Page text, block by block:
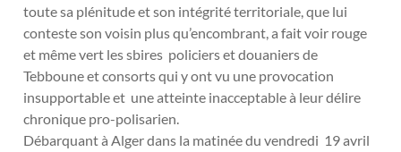
toute sa plénitude et son intégrité territoriale, que lui
conteste son voisin plus qu’encombrant, a fait voir rouge
et même vert les sbires policiers et douaniers de
Tebboune et consorts qui y ont vu une provocation
insupportable et une atteinte inacceptable à leur délire
chronique pro-polisarien.
Débarquant à Alger dans la matinée du vendredi 19 avril